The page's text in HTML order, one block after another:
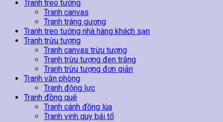
Tranh treo tường
Tranh canvas
Tranh tráng gương
Tranh treo tường nhà hàng khách sạn
Tranh trừu tượng
Tranh canvas trừu tượng
Tranh trừu tượng đen trắng
Tranh trừu tượng đơn giản
Tranh văn phòng
Tranh động lực
Tranh đồng quê
Tranh cánh đồng lúa
Tranh vinh quy bái tổ